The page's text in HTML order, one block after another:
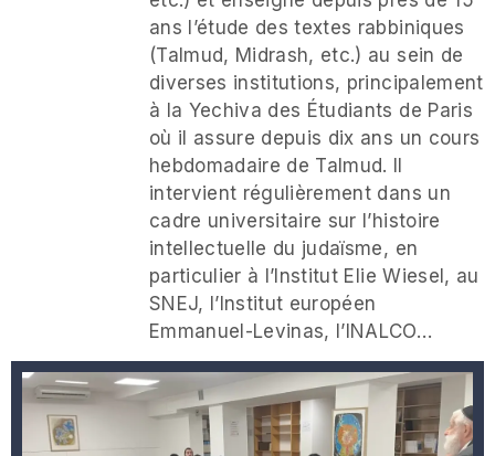
ans l’étude des textes rabbiniques
(Talmud, Midrash, etc.) au sein de
diverses institutions, principalement
à la Yechiva des Étudiants de Paris
où il assure depuis dix ans un cours
hebdomadaire de Talmud. Il
intervient régulièrement dans un
cadre universitaire sur l’histoire
intellectuelle du judaïsme, en
particulier à l’Institut Elie Wiesel, au
SNEJ, l’Institut européen
Emmanuel-Levinas, l’INALCO…